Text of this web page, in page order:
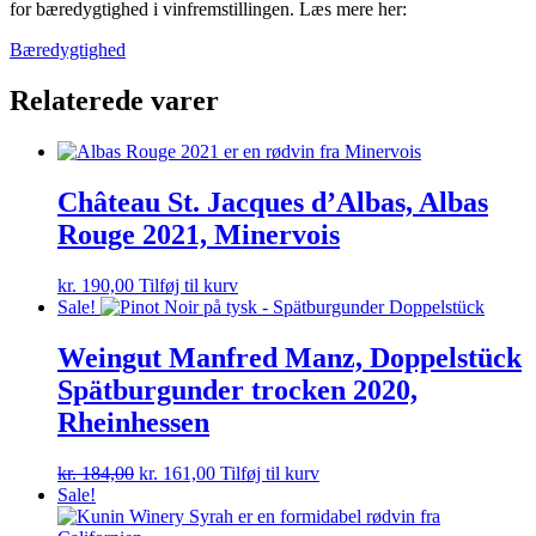
for bæredygtighed i vinfremstillingen. Læs mere her:
Bæredygtighed
Relaterede varer
Château St. Jacques d’Albas, Albas
Rouge 2021, Minervois
kr. 190,00 Tilføj til kurv
Sale!
Weingut Manfred Manz, Doppelstück
Spätburgunder trocken 2020,
Rheinhessen
kr.184,00 Den
pris
kr. 161,00Den
pris
Tilføj til kurv
Sale!